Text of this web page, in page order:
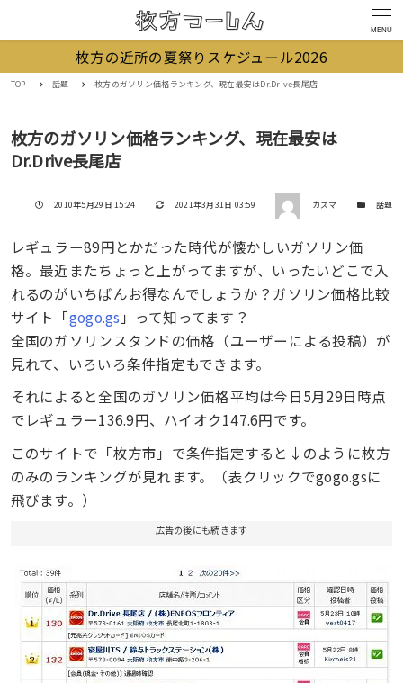
MENU
枚方の近所の夏祭りスケジュール2026
TOP 話題 枚方のガソリン価格ランキング、現在最安はDr.Drive長尾店
枚方のガソリン価格ランキング、現在最安は
Dr.Drive長尾店
投稿日
2010年5月29日 15:24 更新日
2021年3月31日 03:59 著者 カズマ カテゴリー
話題
レギュラー89円とかだった時代が懐かしいガソリン価
格。最近またちょっと上がってますが、いったいどこで入
れるのがいちばんお得なんでしょうか？ガソリン価格比較
サイト「gogo.gs 」って知ってます？
全国のガソリンスタンドの価格（ユーザーによる投稿）が
見れて、いろいろ条件指定もできます。
それによると全国のガソリン価格平均は今日5月29日時点
でレギュラー136.9円、ハイオク147.6円です。
このサイトで「枚方市」で条件指定すると↓のように枚方
のみのランキングが見れます。（表クリックでgogo.gsに
飛びます。）
広告の後にも続きます